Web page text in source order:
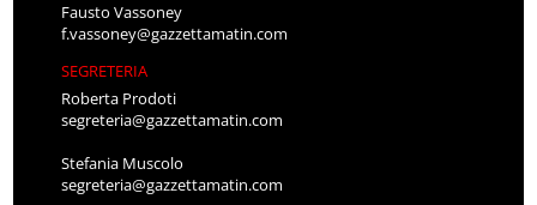
Fausto Vassoney
f.vassoney@gazzettamatin.com
SEGRETERIA
Roberta Prodoti
segreteria@gazzettamatin.com
Stefania Muscolo
segreteria@gazzettamatin.com